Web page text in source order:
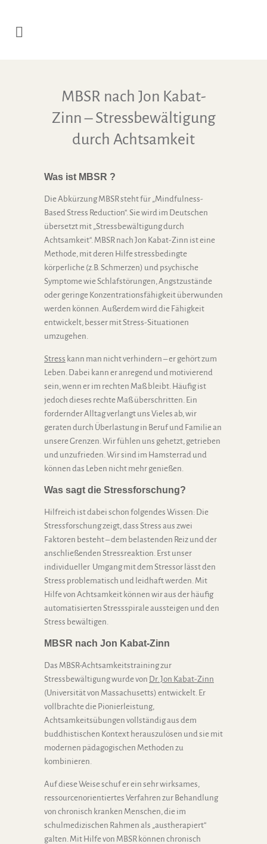
MBSR nach Jon Kabat-
Zinn – Stressbewältigung
durch Achtsamkeit
Was ist MBSR ?
Die Abkürzung MBSR steht für „Mindfulness-
Based Stress Reduction“. Sie wird im Deutschen
übersetzt mit „Stressbewältigung durch
Achtsamkeit“. MBSR nach Jon Kabat-Zinn ist eine
Methode, mit deren Hilfe stressbedingte
körperliche (z.B. Schmerzen) und psychische
Symptome wie Schlafstörungen, Angstzustände
oder geringe Konzentrationsfähigkeit überwunden
werden können. Außerdem wird die Fähigkeit
entwickelt, besser mit Stress-Situationen
umzugehen.
Stress kann man nicht verhindern – er gehört zum
Leben. Dabei kann er anregend und motivierend
sein, wenn er im rechten Maß bleibt. Häufig ist
jedoch dieses rechte Maß überschritten. Ein
fordernder Alltag verlangt uns Vieles ab, wir
geraten durch Überlastung in Beruf und Familie an
unsere Grenzen. Wir fühlen uns gehetzt, getrieben
und unzufrieden. Wir sind im Hamsterrad und
können das Leben nicht mehr genießen.
Was sagt die Stressforschung?
Hilfreich ist dabei schon folgendes Wissen: Die
Stressforschung zeigt, dass Stress aus zwei
Faktoren besteht – dem belastenden Reiz und der
anschließenden Stressreaktion. Erst unser
individueller Umgang mit dem Stressor lässt den
Stress problematisch und leidhaft werden. Mit
Hilfe von Achtsamkeit können wir aus der häufig
automatisierten Stressspirale aussteigen und den
Stress bewältigen.
MBSR nach Jon Kabat-Zinn
Das MBSR-Achtsamkeitstraining zur
Stressbewältigung wurde von Dr. Jon Kabat-Zinn
(Universität von Massachusetts) entwickelt. Er
vollbrachte die Pionierleistung,
Achtsamkeitsübungen vollständig aus dem
buddhistischen Kontext herauszulösen und sie mit
modernen pädagogischen Methoden zu
kombinieren.
Auf diese Weise schuf er ein sehr wirksames,
ressourcenorientiertes Verfahren zur Behandlung
von chronisch kranken Menschen, die im
schulmedizischen Rahmen als „austherapiert“
galten. Mit Hilfe von MBSR können chronisch